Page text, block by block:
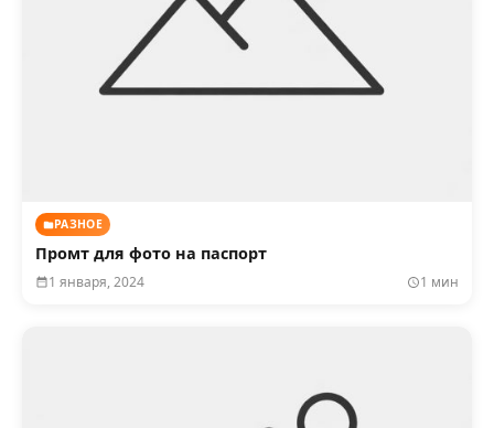
РАЗНОЕ
Промт для фото на паспорт
1 января, 2024 1 мин